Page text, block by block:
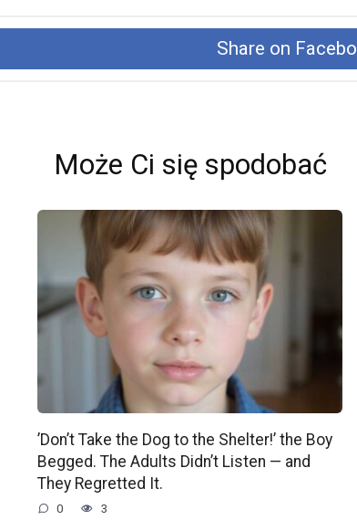
Share on
Może Ci się spodobać
’Don’t Take the Dog to the Shelter!’ the Boy
Begged. The Adults Didn’t Listen — and
They Regretted It.
0 3